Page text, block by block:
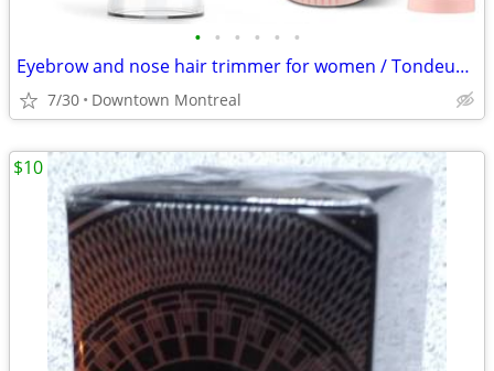
• • • • • •
Eyebrow and nose hair trimmer for women / Tondeuse pour sourcils nez
7/30 Downtown Montreal
$10